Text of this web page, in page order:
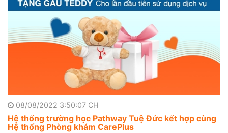
08/08/2022 3:50:07 CH
Hệ thống trường học Pathway Tuệ Đức kết hợp cùng
Hệ thống Phòng khám CarePlus